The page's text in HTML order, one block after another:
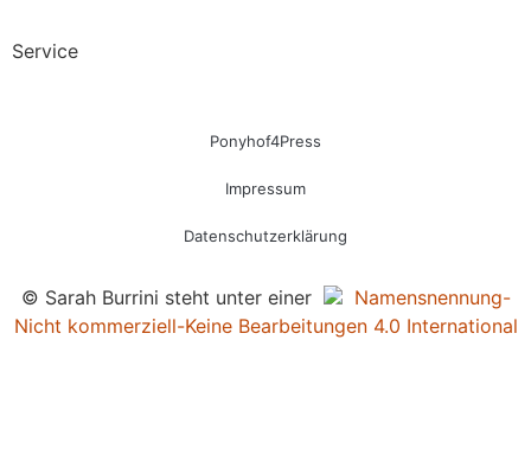
Service
Ponyhof4Press
Impressum
Datenschutzerklärung
© Sarah Burrini steht unter einer
Namensnennung-
Nicht kommerziell-Keine Bearbeitungen 4.0 International